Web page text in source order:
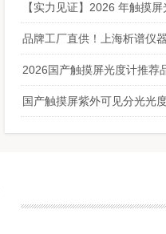
2026国产触摸屏光度计推荐